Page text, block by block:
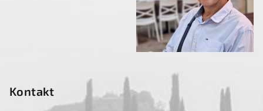
Kontakt